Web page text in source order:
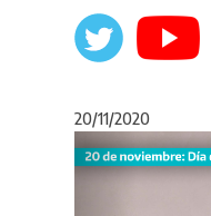
20/11/2020
Anterior